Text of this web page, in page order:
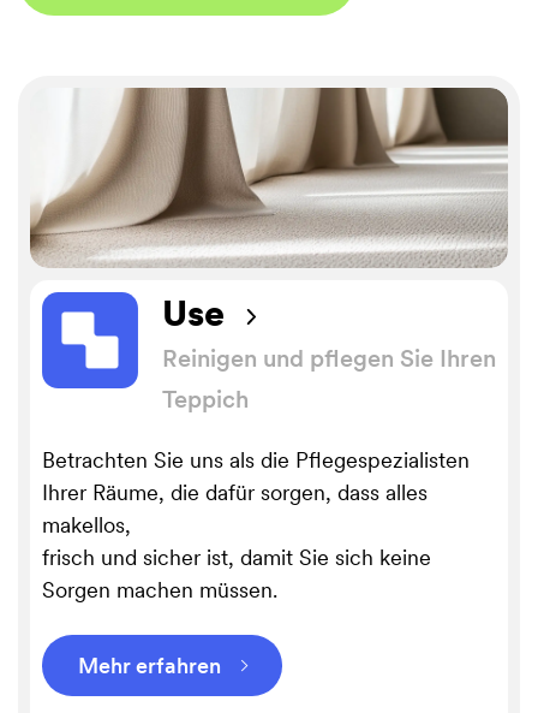
Use
Reinigen und pflegen Sie Ihren
Teppich
Betrachten Sie uns als die Pflegespezialisten
Ihrer Räume, die dafür sorgen, dass alles
makellos,
frisch und sicher ist, damit Sie sich keine
Sorgen machen müssen.
Mehr erfahren ⌵